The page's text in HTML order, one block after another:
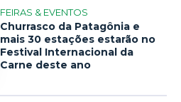
FEIRAS & EVENTOS
Churrasco da Patagônia e
mais 30 estações estarão no
Festival Internacional da
Carne deste ano